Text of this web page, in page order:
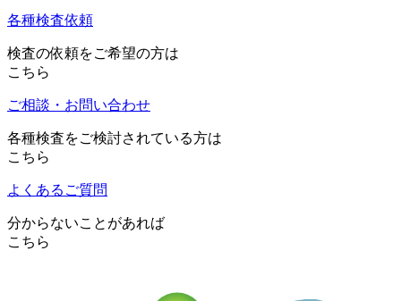
各種検査依頼
検査の依頼をご希望の方は
こちら
ご相談・お問い合わせ
各種検査をご検討されている方は
こちら
よくあるご質問
分からないことがあれば
こちら